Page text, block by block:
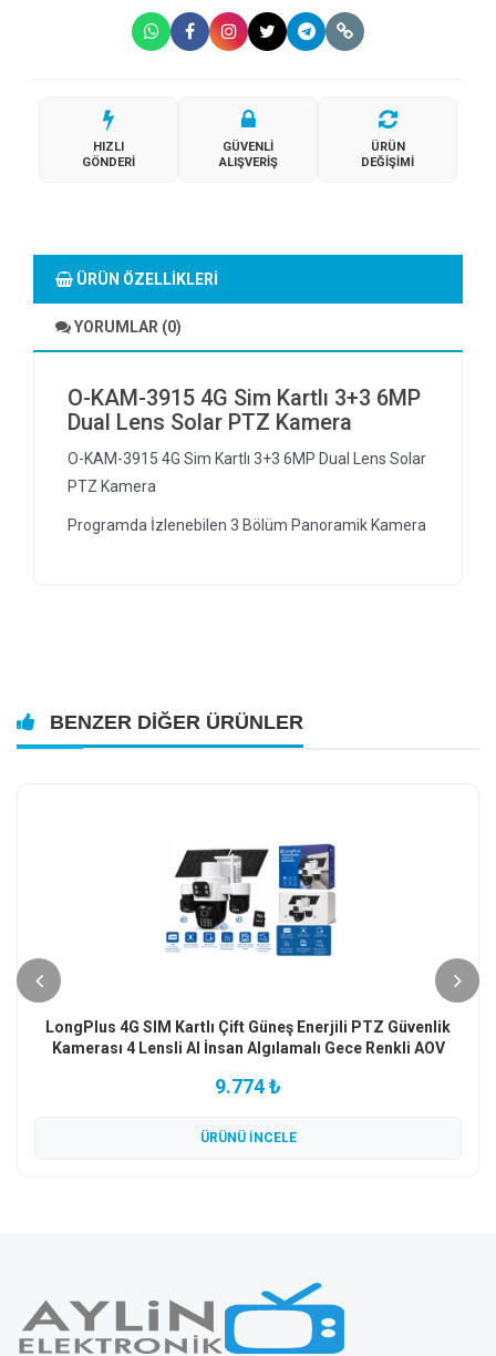
HIZLI
GÖNDERI
GÜVENLI
ALIŞVERIŞ
ÜRÜN
DEĞIŞIMI
ÜRÜN ÖZELLIKLERI
YORUMLAR (0)
O-KAM-3915 4G Sim Kartlı 3+3 6MP
Dual Lens Solar PTZ Kamera
O-KAM-3915 4G Sim Kartlı 3+3 6MP Dual Lens Solar
PTZ Kamera
Programda İzlenebilen 3 Bölüm Panoramik Kamera
BENZER DIĞER ÜRÜNLER
SECURITECH Çakarlı 5MP IP Poeli Sesli Dış Ortam
Kamera
3.792 ₺
ÜRÜNÜ İNCELE